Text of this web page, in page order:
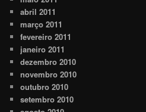
abril 2011
março 2011
fevereiro 2011
janeiro 2011
dezembro 2010
novembro 2010
outubro 2010
setembro 2010